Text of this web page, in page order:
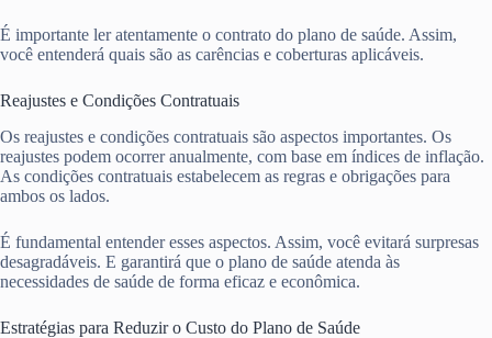
É importante ler atentamente o contrato do plano de saúde. Assim,
você entenderá quais são as carências e coberturas aplicáveis.
Reajustes e Condições Contratuais
Os reajustes e condições contratuais são aspectos importantes. Os
reajustes podem ocorrer anualmente, com base em índices de inflação.
As condições contratuais estabelecem as regras e obrigações para
ambos os lados.
É fundamental entender esses aspectos. Assim, você evitará surpresas
desagradáveis. E garantirá que o plano de saúde atenda às
necessidades de saúde de forma eficaz e econômica.
Estratégias para Reduzir o Custo do Plano de Saúde